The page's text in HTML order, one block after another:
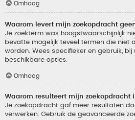
Omhoog
Waarom levert mijn zoekopdracht
Je zoekterm was hoogstwaarschijnlijk
bevatte mogelijk teveel termen die niet
worden. Wees specifieker en gebruik, bij
beschikbare opties.
Omhoog
Waarom resulteert mijn zoekopdracht
Je zoekopdracht gaf meer resultaten
verwerken. Gebruik de geavanceerde